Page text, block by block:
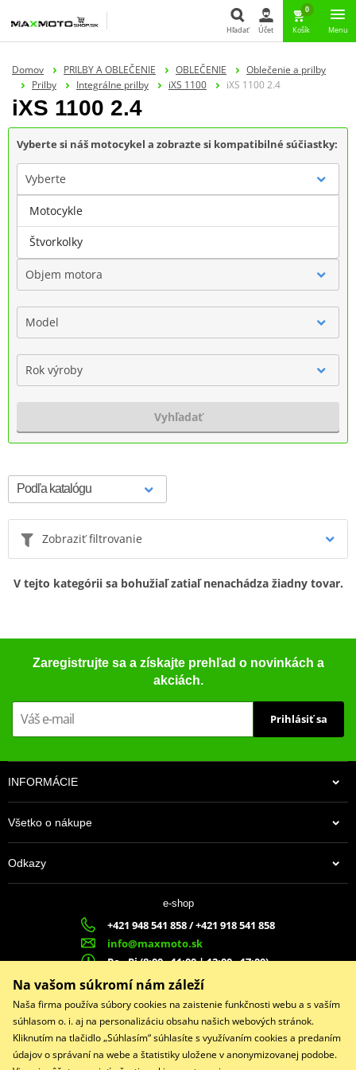
Hľadať
Hľadať Účet
0
Košík Menu
Domov PRILBY A OBLEČENIE OBLEČENIE
Oblečenie a prilby
Prilby
Integrálne prilby iXS 1100 iXS 1100 2.4
iXS 1100 2.4
Vyberte si náš motocykel a zobrazte si kompatibilné súčiastky:
Vyberte
Značka
Objem motora
Model
Rok výroby
Vyhľadať
Zobraziť filtrovanie
V tejto kategórii sa bohužiaľ zatiaľ nenachádza žiadny tovar.
Zaregistrujte sa a získajte prehľad o novinkách a
akciách.
Prihlásiť sa
INFORMÁCIE
Všetko o nákupe
Odkazy
e-shop
+421 948 541 858 / +421 918 541 858
info@maxmoto.sk
Po - Pi (8:00 - 11:00 | 12:00 - 17:00)
MAX
MOTO s.r.o.
Slovenských dobrovoľníkov 1439
022 01 Čadca
Na vašom súkromí nám záleží
Naša firma používa súbory cookies na zaistenie funkčnosti webu a s vaším
súhlasom o. i. aj na personalizáciu obsahu našich webových stránok.
Kliknutím na tlačidlo „Súhlasím“ súhlasíte s využívaním cookies a predaním
údajov o správaní na webe a štatistiky uložene v anonymizovanej podobe.
Motocykle
Štvorkolky